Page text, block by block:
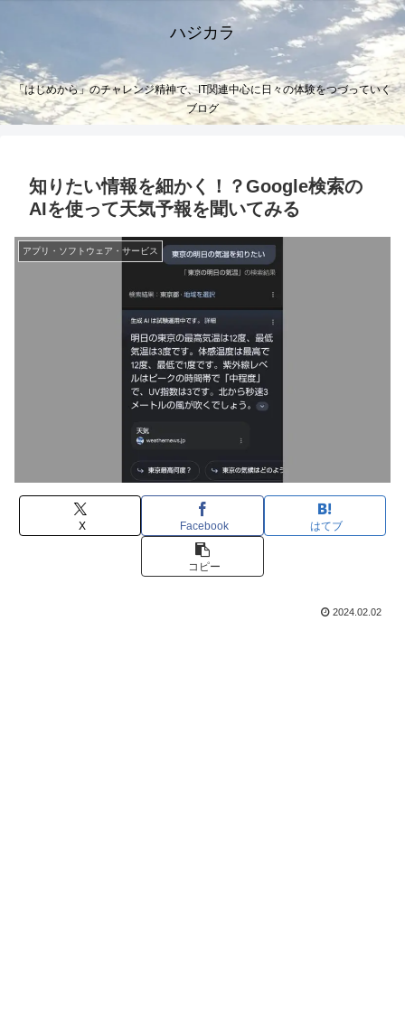
ハジカラ
「はじめから」のチャレンジ精神で、IT関連中心に日々の体験をつづっていく
ブログ
知りたい情報を細かく！？Google検索の
AIを使って天気予報を聞いてみる
アプリ・ソフトウェア・サービス
X Facebook はてブ
コピー
2024.02.02